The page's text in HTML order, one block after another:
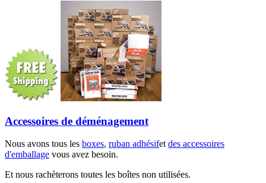
Accessoires de déménagement
Nous avons tous les boxes, ruban adhésifetdes accessoires
d'emballage vous avez besoin.
Et nous rachèterons toutes les boîtes non utilisées.